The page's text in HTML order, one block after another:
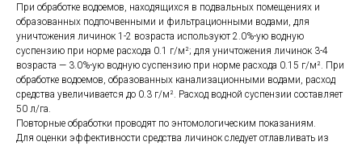
При обработке водоемов, находящихся в подвальных помещениях и
образованных подпочвенными и фильтрационными водами, для
уничтожения личинок 1-2 возраста используют 2.0%-ую водную
суспензию при норме расхода 0.1 г/м²; для уничтожения личинок 3-4
возраста — 3.0%-ую водную суспензию при норме расхода 0.15 г/м². При
обработке водоемов, образованных канализационными водами, расход
средства увеличивается до 0.3 г/м². Расход водной суспензии составляет
50 л/га.
Повторные обработки проводят по энтомологическим показаниям.
Для оценки эффективности средства личинок следует отлавливать из